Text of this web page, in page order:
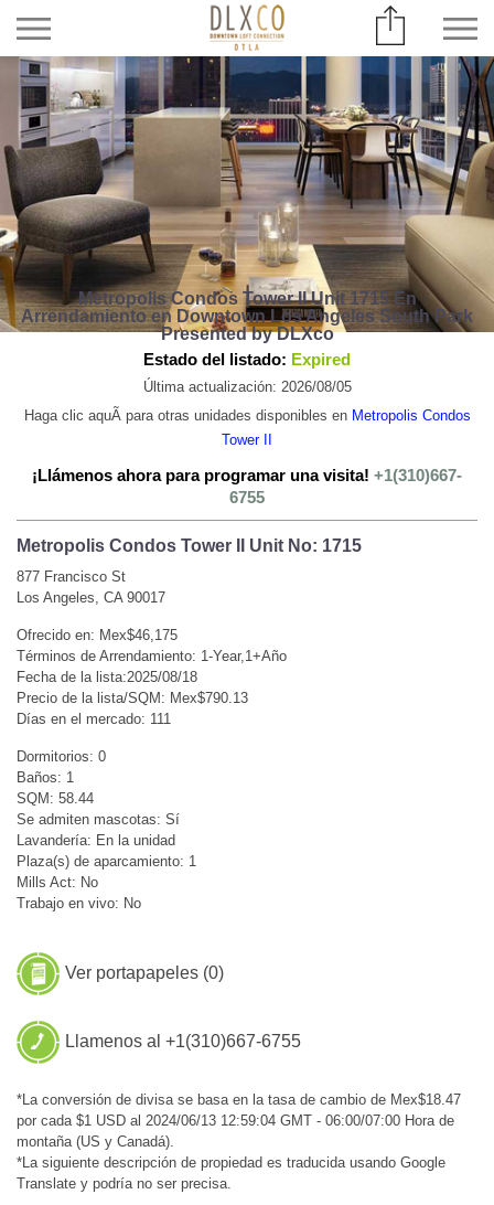
Metropolis Condos Tower II Unit 1715 En
Arrendamiento en Downtown Los Angeles South Park
Presented by DLXco
Estado del listado: Expired
Última actualización: 2026/08/05
Haga clic aquÃ­ para otras unidades disponibles en Metropolis Condos
Tower II
¡Llámenos ahora para programar una visita! +1(310)667-
6755
Metropolis Condos Tower II Unit No: 1715
877 Francisco St
Los Angeles, CA 90017
Ofrecido en: Mex$46,175
Términos de Arrendamiento: 1-Year,1+Año
Fecha de la lista:2025/08/18
Precio de la lista/SQM: Mex$790.13
Días en el mercado: 111
Dormitorios: 0
Baños: 1
SQM: 58.44
Se admiten mascotas: Sí
Lavandería: En la unidad
Plaza(s) de aparcamiento: 1
Mills Act: No
Trabajo en vivo: No
Ver portapapeles (0)
Llamenos al +1(310)667-6755
*La conversión de divisa se basa en la tasa de cambio de Mex$18.47
por cada $1 USD al 2024/06/13 12:59:04 GMT - 06:00/07:00 Hora de
montaña (US y Canadá).
*La siguiente descripción de propiedad es traducida usando Google
Translate y podría no ser precisa.